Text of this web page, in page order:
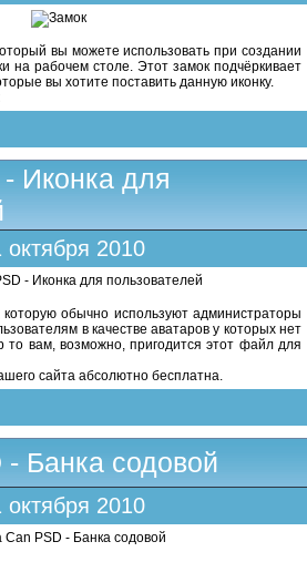
вы можете использовать при создании
на рабочем столе. Этот замок подчёркивает
вы хотите поставить данную иконку.
Иконка для
октября 2010
которую обычно используют администраторы
в качестве аватаров у которых нет
то вам, возможно, пригодится этот файл для
сайта абсолютно бесплатна.
Банка содовой
октября 2010